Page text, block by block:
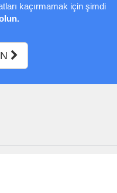
kaçırmamak için şimdi